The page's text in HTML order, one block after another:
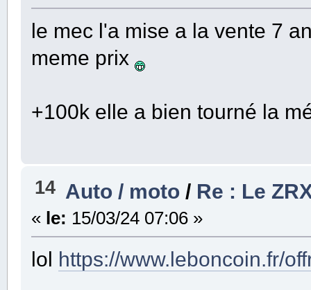
le mec l'a mise a la vente 7
meme prix
+100k elle a bien tourné la
14 Auto / moto/ Re : Le
« le: 15/03/24 07:06 »
lol https://www.leboncoin.fr/